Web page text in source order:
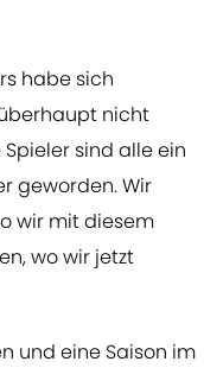
habe sich
nicht
sind alle ein
geworden. Wir
wir mit diesem
wo wir jetzt
und eine Saison im